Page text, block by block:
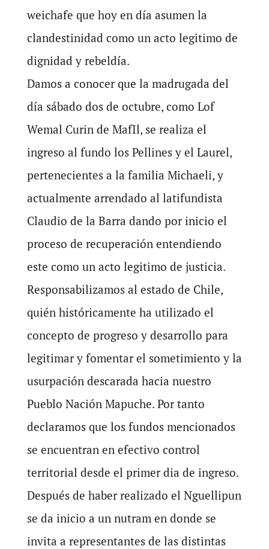
weichafe que hoy en día asumen la
clandestinidad como un acto legitimo de
dignidad y rebeldía.
Damos a conocer que la madrugada del
día sábado dos de octubre, como Lof
Wemal Curin de MafIl, se realiza el
ingreso al fundo los Pellines y el Laurel,
pertenecientes a la familia Michaeli, y
actualmente arrendado al latifundista
Claudio de la Barra dando por inicio el
proceso de recuperación entendiendo
este como un acto legitimo de justicia.
Responsabilizamos al estado de Chile,
quién históricamente ha utilizado el
concepto de progreso y desarrollo para
legitimar y fomentar el sometimiento y la
usurpación descarada hacia nuestro
Pueblo Nación Mapuche. Por tanto
declaramos que los fundos mencionados
se encuentran en efectivo control
territorial desde el primer dia de ingreso.
Después de haber realizado el Nguellipun
se da inicio a un nutram en donde se
invita a representantes de las distintas